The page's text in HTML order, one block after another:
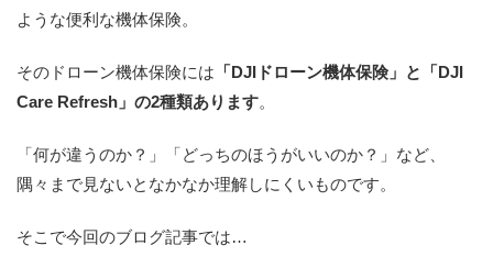
ような便利な機体保険。
そのドローン機体保険には 「DJIドローン機体保険」と「DJI
Care Refresh」の2種類あります。
「何が違うのか？」「どっちのほうがいいのか？」など、
隅々まで見ないとなかなか理解しにくいものです。
そこで今回のブログ記事では…